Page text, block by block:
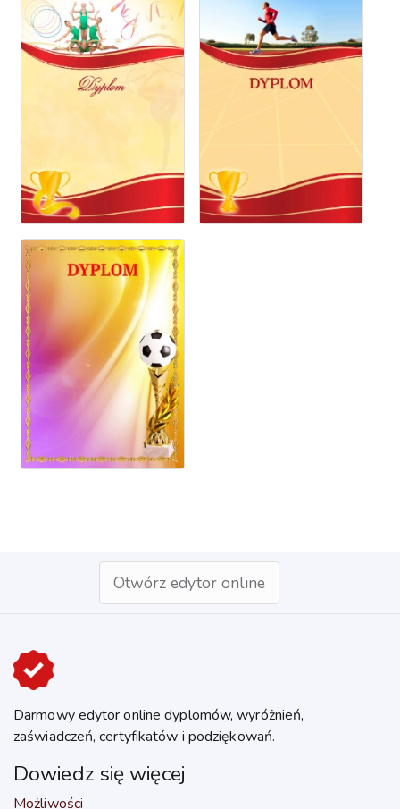
Otwórz edytor online
Darmowy edytor online dyplomów, wyróżnień,
zaświadczeń, certyfikatów i podziękowań.
Dowiedz się więcej
Możliwości